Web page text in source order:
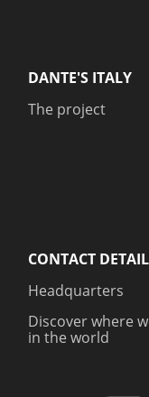
DANTE'S ITALY
The project
CONTACT
Headquarters
Discover where
in the world